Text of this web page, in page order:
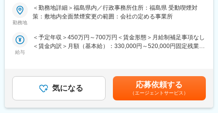
・製品知識および製造工程の基礎教育
・品質保証業務の基礎知識習得
・検査業務、品質データ管理の実践教育
・不具合対応や原因分析手法の習得
・ISO9001関連教育
・品質管理手法（QC七つ道具等）の研修
・外部セミナー・講習会への参加支援
・資格取得支援制度
■業務概要：
発注者支援業務（国土交通省や地方自治体等の官公庁が発注する
公共事業で、発注者が行う業務を代行する補助業務）のうち、工
成の補助業務等、「資料作成」をメインでお任せいたします。
・各種設計に用いる検討資料の作成、関係機関等の協議に関する
資料作成
・地元説明に関する資料作成、予算要求に関する資料作成、業務
の入札契約手続きに関する補助業務 など
勤務地
＜勤務地詳細＞福島県内／行政事務所住所：福島県 受動喫煙対
策：敷地内全面禁煙変更の範囲：会社の定める事業所
給与
＜予定年収＞450万円～700万円＜賃金形態＞月給制補足事項なし
＜賃金内訳＞月額（基本給）：330,000円～520,000円固定残業手
＞■昇給：年1回（7月）■賞与：年2回（6月、12月）※正社員移行
前は毎月手当として支給（年間で見た受給金額に影響が出ないよ
う考慮あり）賃金はあくまでも目安の金額であり、選考を通じて
上下する可能性があります。月給(月額)は固定手当を含めた表記で
気になる 応募依頼する
（エージェントサービス）